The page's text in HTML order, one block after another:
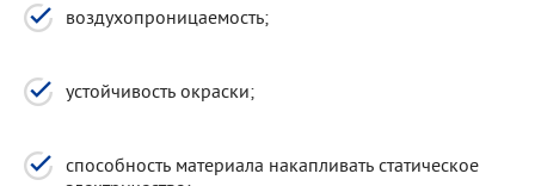
воздухопроницаемость;
устойчивость окраски;
способность материала накапливать статическое